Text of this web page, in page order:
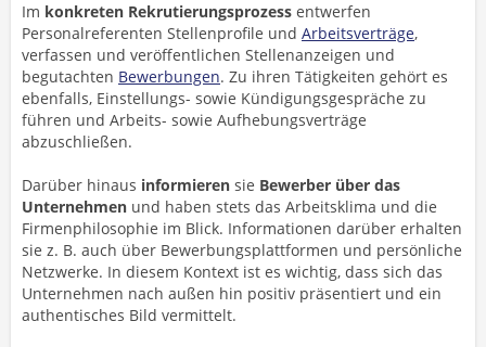
Im konkreten Rekrutierungsprozess entwerfen
Personalreferenten Stellenprofile und Arbeitsverträge,
verfassen und veröffentlichen Stellenanzeigen und
begutachten Bewerbungen. Zu ihren Tätigkeiten gehört es
ebenfalls, Einstellungs- sowie Kündigungsgespräche zu
führen und Arbeits- sowie Aufhebungsverträge
abzuschließen.
Darüber hinaus informieren sie Bewerber über das
Unternehmen und haben stets das Arbeitsklima und die
Firmenphilosophie im Blick. Informationen darüber erhalten
sie z. B. auch über Bewerbungsplattformen und persönliche
Netzwerke. In diesem Kontext ist es wichtig, dass sich das
Unternehmen nach außen hin positiv präsentiert und ein
authentisches Bild vermittelt.